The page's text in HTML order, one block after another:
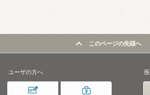
このページの先頭へ
ユーザの方へ